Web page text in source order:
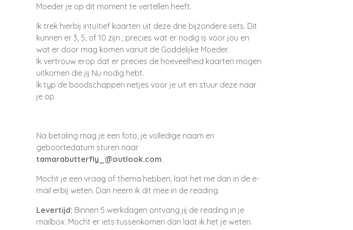
Moeder je op dit moment te vertellen heeft.
Ik trek hierbij intuïtief kaarten uit deze drie bijzondere sets. Dit
kunnen er 3, 5, of 10 zijn ; precies wat er nodig is voor jou en
wat er door mag komen vanuit de Goddelijke Moeder.
Ik vertrouw erop dat er precies de hoeveelheid kaarten mogen
uitkomen die jij Nu nodig hebt.
Ik typ de boodschappen netjes voor je uit en stuur deze naar
je op.
Na betaling mag je een foto, je volledige naam en
geboortedatum sturen naar
tamarabutterfly_@outlook.com.
Mocht je een vraag of thema hebben, laat het me dan in de e-
mail erbij weten. Dan neem ik dit mee in de reading.
Levertijd: Binnen 5 werkdagen ontvang jij de reading in je
mailbox. Mocht er iets tussenkomen dan laat ik het je weten.